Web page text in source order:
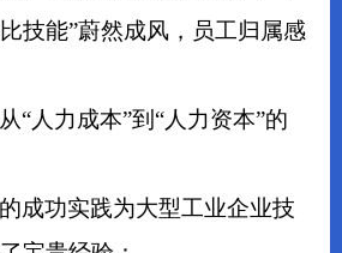
技能”蔚然成风，员工归属感
“人力成本”到“人力资本”的
成功实践为大型工业企业技